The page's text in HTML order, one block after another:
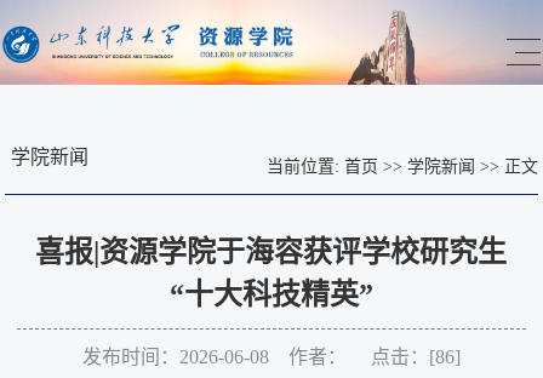
学院新闻 当前位置: 首页 >> 学院新闻 >> 正文
喜报|资源学院于海容获评学校研究生
“十大科技精英”
发布时间：2026-06-08 作者： 点击：[86]